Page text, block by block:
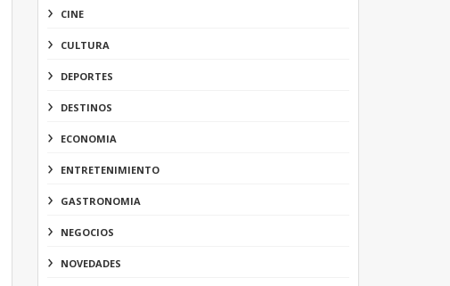
CINE
CULTURA
DEPORTES
DESTINOS
ECONOMIA
ENTRETENIMIENTO
GASTRONOMIA
NEGOCIOS
NOVEDADES